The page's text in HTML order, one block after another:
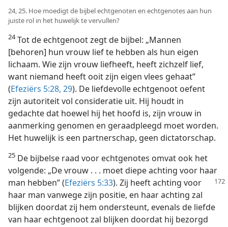
24, 25. Hoe moedigt de bijbel echtgenoten en echtgenotes aan hun
juiste rol in het huwelijk te vervullen?
24Tot de echtgenoot zegt de bijbel: „Mannen
[behoren] hun vrouw lief te hebben als hun eigen
lichaam. Wie zijn vrouw liefheeft, heeft zichzelf lief,
want niemand heeft ooit zijn eigen vlees gehaat”
(Efeziërs 5:28, 29). De liefdevolle echtgenoot oefent
zijn autoriteit vol consideratie uit. Hij houdt in
gedachte dat hoewel hij het hoofd is, zijn vrouw in
aanmerking genomen en geraadpleegd moet worden.
Het huwelijk is een partnerschap, geen dictatorschap.
25 De bijbelse raad voor echtgenotes omvat ook het
volgende: „De vrouw . . . moet diepe achting voor haar
man hebben” (Efeziërs 5:33). Zij heeft achting voor
haar man vanwege zijn positie, en haar achting zal
blijken doordat zij hem ondersteunt, evenals de liefde
van haar echtgenoot zal blijken doordat hij bezorgd